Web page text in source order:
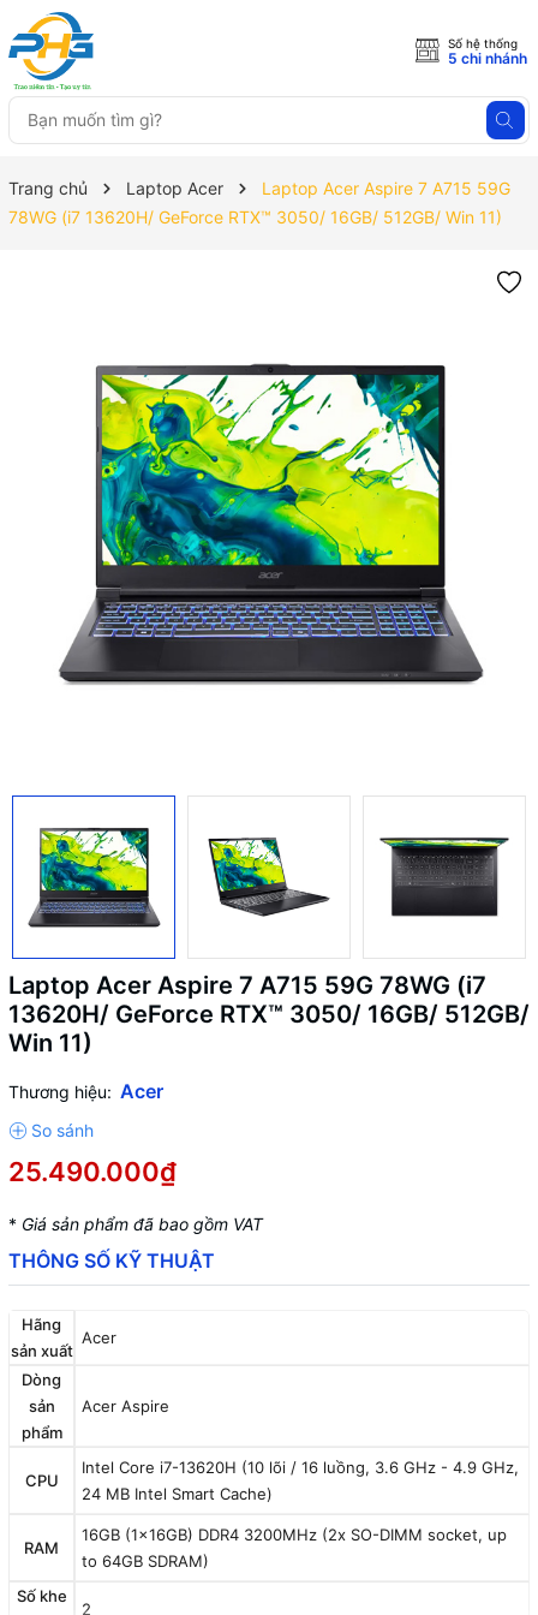
Số hệ thống
5 chi nhánh
Trang chủ Laptop Acer
Laptop Acer Aspire 7 A715 59G
78WG (i7 13620H/ GeForce RTX™ 3050/ 16GB/ 512GB/ Win 11)
Laptop Acer Aspire 7 A715 59G 78WG (i7
13620H/ GeForce RTX™ 3050/ 16GB/ 512GB/
Win 11)
Thương hiệu: Acer
25.490.000₫
* Giá sản phẩm đã bao gồm VAT
THÔNG SỐ KỸ THUẬT
Hãng
sản xuất
Acer
Dòng
sản
phẩm
Acer Aspire
CPU
Intel Core i7-13620H (10 lõi / 16 luồng, 3.6 GHz - 4.9 GHz,
24 MB Intel Smart Cache)
RAM
16GB (1x16GB) DDR4 3200MHz (2x SO-DIMM socket, up
to 64GB SDRAM)
Số khe
2